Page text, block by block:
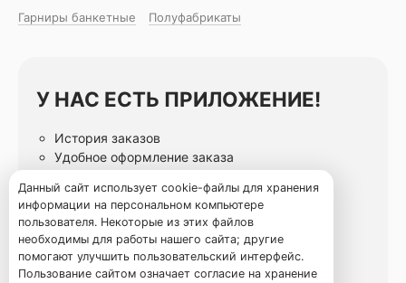
Гарниры банкетные
Полуфабрикаты
У НАС ЕСТЬ ПРИЛОЖЕНИЕ!
История заказов
Удобное оформление заказа
Избранные блюда
Данный сайт использует cookie-файлы для хранения
информации на персональном компьютере
пользователя. Некоторые из этих файлов
необходимы для работы нашего сайта; другие
помогают улучшить пользовательский интерфейс.
Пользование сайтом означает согласие на хранение